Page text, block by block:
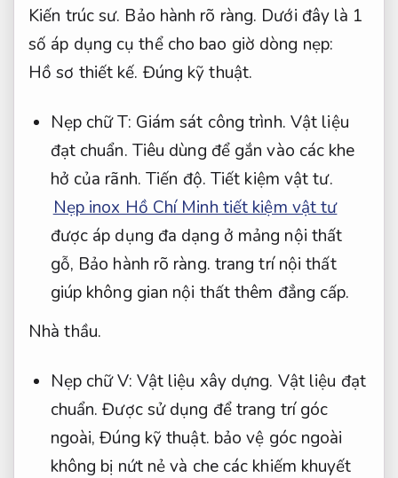
Kiến trúc sư. Bảo hành rõ ràng. Dưới đây là 1
số áp dụng cụ thể cho bao giờ dòng nẹp:
Hồ sơ thiết kế. Đúng kỹ thuật.
Nẹp chữ T: Giám sát công trình. Vật liệu
đạt chuẩn. Tiêu dùng để gắn vào các khe
hở của rãnh. Tiến độ. Tiết kiệm vật tư.
Nẹp inox Hồ Chí Minh tiết kiệm vật tư
được áp dụng đa dạng ở mảng nội thất
gỗ, Bảo hành rõ ràng. trang trí nội thất
giúp không gian nội thất thêm đẳng cấp.
Nhà thầu.
Nẹp chữ V: Vật liệu xây dựng. Vật liệu đạt
chuẩn. Được sử dụng để trang trí góc
ngoài,Đúng kỹ thuật. bảo vệ góc ngoài
không bị nứt nẻ và che các khiếm khuyết